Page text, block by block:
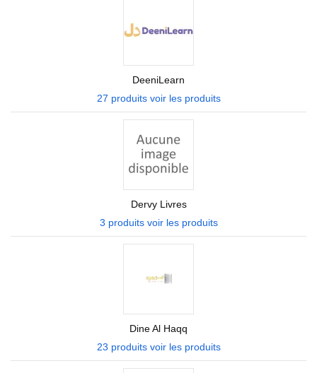
DeeniLearn
27 produits voir les produits
Dervy Livres
3 produits voir les produits
Dine Al Haqq
23 produits voir les produits